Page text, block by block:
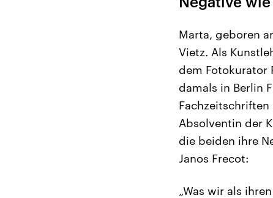
Marta, geboren
Vietz. Als
dem Fotokurator
damals in Berlin
Absolventin der
die beiden ihre
Janos Frecot:
„Was wir als